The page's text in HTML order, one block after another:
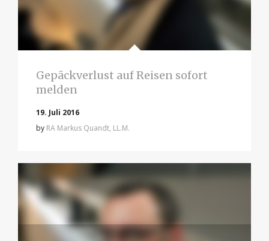
Gepäckverlust auf Reisen sofort
melden
19. Juli 2016
by RA Markus Quandt, LL.M.